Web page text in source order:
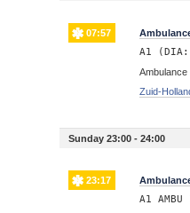
07:57
A1 (DIA:
Ambulance
Zuid-
Sunday 23:00 - 24:00
23:17
A1